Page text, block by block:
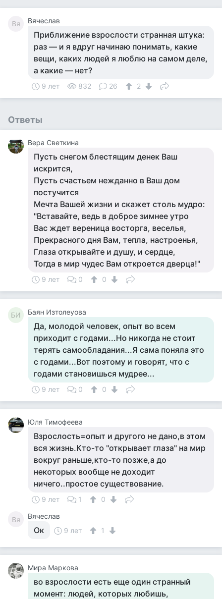
Вя Вячеслав
Приближение взрослости странная штука:
раз — и я вдруг начинаю понимать, какие
вещи, каких людей я люблю на самом деле,
а какие — нет?
9 лет 832 26 2
Ответы
Вера Светкина
Пусть снегом блестящим денек Ваш
искрится,
Пусть счастьем нежданно в Ваш дом
постучится
Мечта Вашей жизни и скажет столь мудро:
"Вставайте, ведь в доброе зимнее утро
Вас ждет вереница восторга, веселья,
Прекрасного дня Вам, тепла, настроенья,
Глаза открывайте и душу, и сердце,
Тогда в мир чудес Вам откроется дверца!"
9 лет 0 0
БИ Баян Изтолеуова
Да, молодой человек, опыт во всем
приходит с годами...Но никогда не стоит
терять самообладания...Я сама поняла это
с годами...Вот поэтому и говорят, что с
годами становишься мудрее...
9 лет 0 0
Юля Тимофеева
Взрослость=опыт и другого не дано,в этом
вся жизнь.Кто-то "открывает глаза" на мир
вокруг раньше,кто-то позже,а до
некоторых вообще не доходит
ничего..простое существование.
9 лет 1 0
Вя Вячеслав
Ок 9 лет 1
Мира Маркова
во взрослости есть еще один странный
момент: людей, которых любишь,